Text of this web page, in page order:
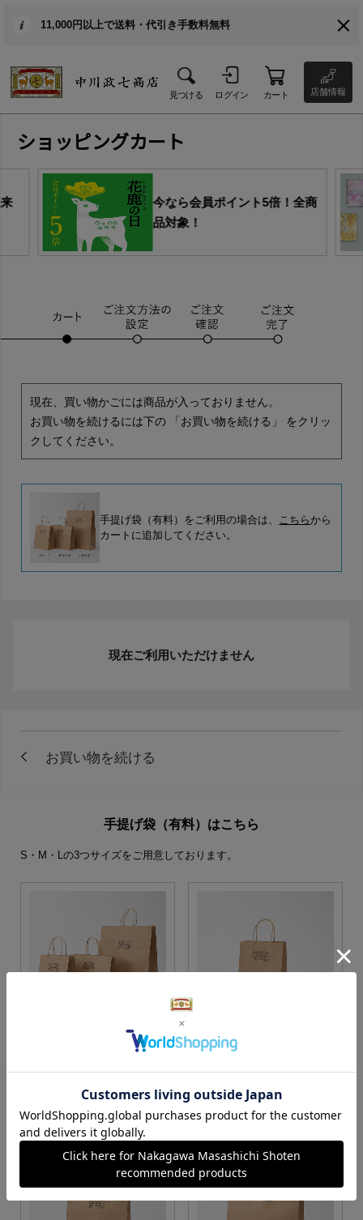
11,000円以上で送料・代引き手数料無料
見つける ログイン カート 店舗情報
ショッピングカート
今なら会員ポイント5倍！全商
品対象！
現在、買い物かごには商品が入っておりません。
お買い物を続けるには下の 「お買い物を続ける」 をクリッ
クしてください。
手提げ袋（有料）をご利用の場合は、 こちらから
カートに追加してください。
現在ご利用いただけません
手提げ袋（有料）はこちら
S・M・Lの3つサイズをご用意しております。
S・M・Lサイズより当店に
カートに入れる
Sサイズ
カートに入れる